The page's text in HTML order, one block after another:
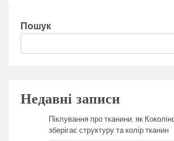
Пошук
Недавні записи
Піклування про тканини: як
зберігає структуру та колір тканин